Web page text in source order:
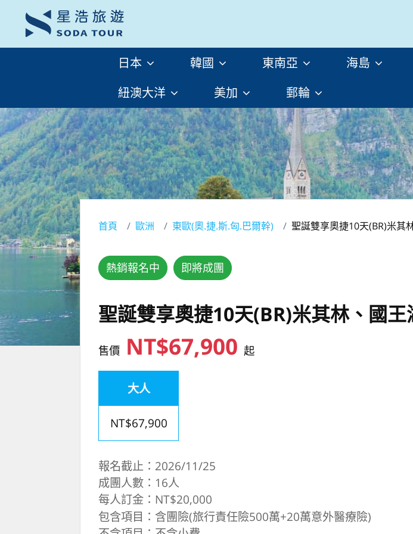
日本 韓國 東南亞 海島
紐澳大洋
美加 郵輪
首頁 歐洲 東歐(奧.捷.斯.匈.巴爾幹) 聖誕雙享奧捷10天(BR)米其
熱銷報名中 即將成團
聖誕雙享奧捷10天(BR)米其林、國
售價 NT$67,900起
大人
NT$67,900
報名截止：2026/11/25
成團人數：16人
每人訂金：NT$20,000
包含項目：含團險(旅行責任險500萬+20萬意外醫療險)